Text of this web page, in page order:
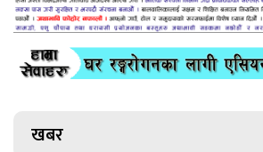
खबर